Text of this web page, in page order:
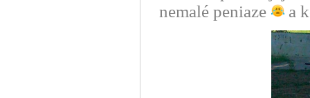
nemalé peniaze
a